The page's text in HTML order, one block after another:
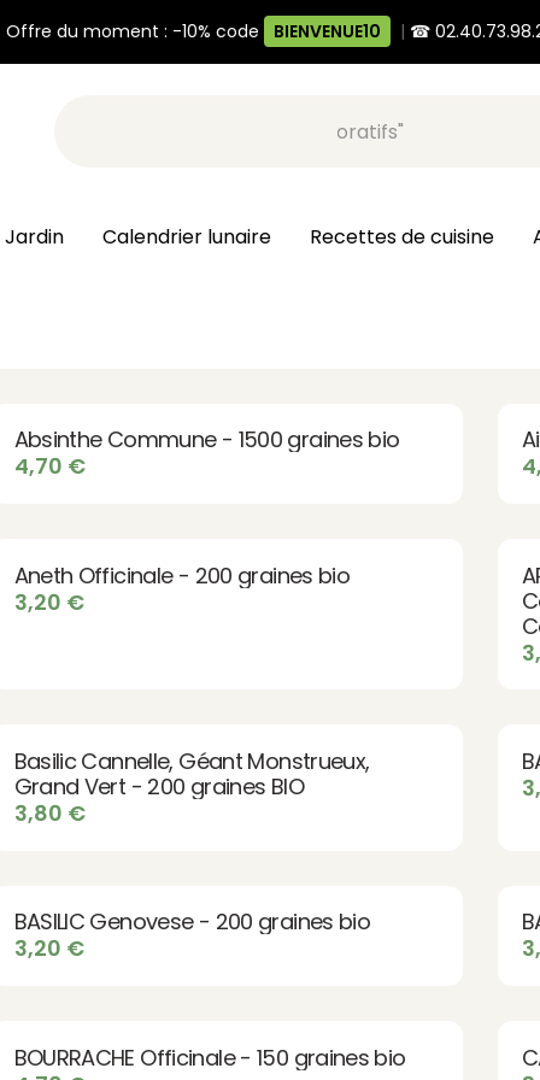
Offre du moment : -10% code BIENVENUE10 | ☎
Recherche, ex: "pots décoratifs"
Jardin Calendrier lunaire Recettes de cuisine
Absinthe Commune - 1500 graines bio
4,70 €
Aneth Officinale - 200 graines bio
3,20 €
Basilic Cannelle, Géant Monstrueux,
Grand Vert - 200 graines BIO
3,80 €
BASILIC Genovese - 200 graines bio
3,20 €
BOURRACHE Officinale - 150 graines bio